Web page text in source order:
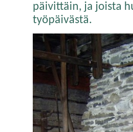
päivittäin, ja joista
työpäivästä.